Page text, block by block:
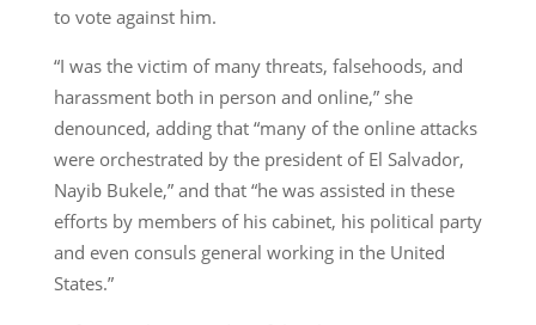
to vote against him.
“I was the victim of many threats, falsehoods, and
harassment both in person and online,” she
denounced, adding that “many of the online attacks
were orchestrated by the president of El Salvador,
Nayib Bukele,” and that “he was assisted in these
efforts by members of his cabinet, his political party
and even consuls general working in the United
States.”